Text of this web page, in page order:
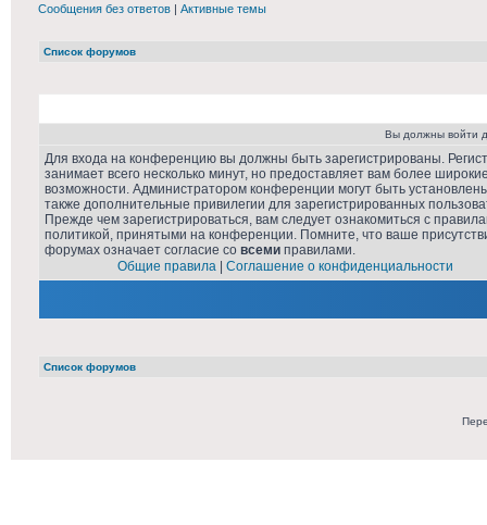
Сообщения без ответов | Активные темы
Список форумов
Вы должны войти
Для входа на конференцию вы должны быть зарегистрированы.
занимает всего несколько минут, но предоставляет вам более
возможности. Администратором конференции могут быть
также дополнительные привилегии для зарегистрированных
Прежде чем зарегистрироваться, вам следует ознакомиться с
политикой, принятыми на конференции. Помните, что ваше
форумах означает согласие со всеми правилами.
Общие правила
Соглашение о конфиденциальности
Список форумов